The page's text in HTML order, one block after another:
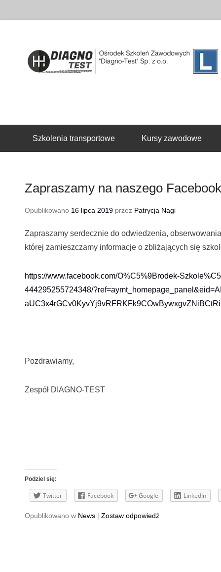
Szkolenia transportowe
Kursy zawodowe
Zapraszamy na naszego
Opublikowano 16 lipca 2019 przez Patrycja Nagi
Zapraszamy serdecznie do odwiedzenia,
której zamieszczamy informacje o zbliżających się
https://www.facebook.com/O%C5%9Brodek-
444295255724348/
Pozdrawiamy,
Zespół DIAGNO-TEST
Podziel się:
Twitter Facebook Google LinkedIn
Opublikowano w News | Zostaw odpowiedź